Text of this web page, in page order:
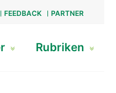
FEEDBACK PARTNER
Rubriken